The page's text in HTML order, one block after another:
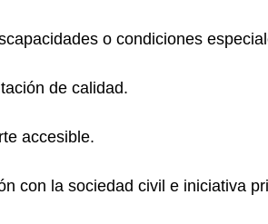
o condiciones
de calidad.
accesible.
con la sociedad civil e iniciativa